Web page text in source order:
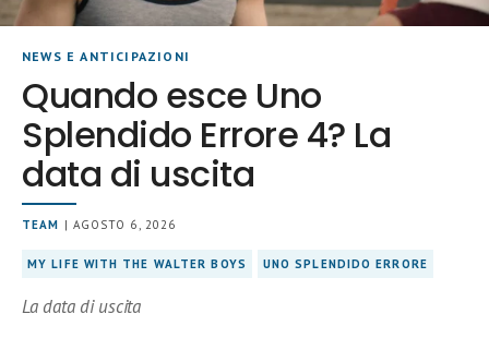
NEWS E ANTICIPAZIONI
Quando esce Uno
Splendido Errore 4? La
data di uscita
TEAM | AGOSTO 6, 2026
MY LIFE WITH THE WALTER BOYS UNO SPLENDIDO ERRORE
La data di uscita